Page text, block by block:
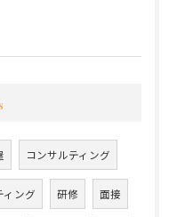
コンサルティング
ィング 研修 面接